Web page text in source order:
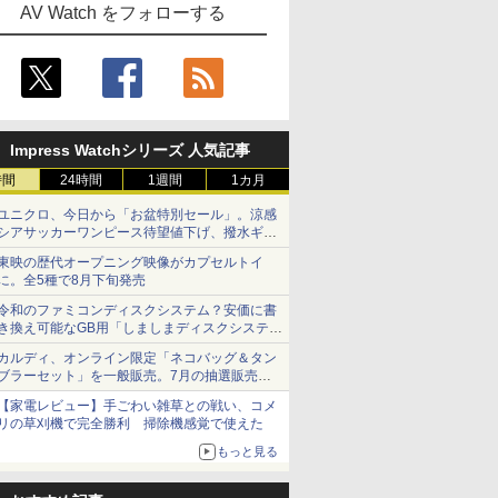
AV Watch をフォローする
Impress Watchシリーズ 人気記事
24時間 1週間 1カ月
ニクロ、今日から「お盆特別セール」。涼感
アサッカーワンピース待望値下げ、撥水ギア
ョーツは1990円に
映の歴代オープニング映像がカプセルトイ
。全5種で8月下旬発売
和のファミコンディスクシステム？安価に書
換え可能なGB用「しましまディスクシステ
」
ルディ、オンライン限定「ネコバッグ＆タン
ラーセット」を一般販売。7月の抽選販売の
選無効分
家電レビュー】手ごわい雑草との戦い、コメ
の草刈機で完全勝利 掃除機感覚で使えた
もっと見る